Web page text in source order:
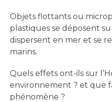
Objets flottants ou
plastiques se déposent
dispersent en mer et se
marins.
Quels effets ont-ils sur
environnement ? et que
phénomène ?